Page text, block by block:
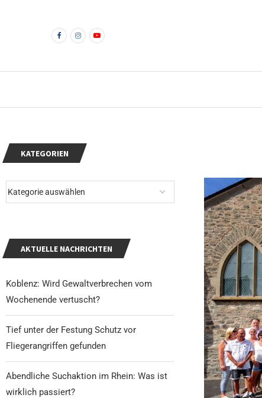
KATEGORIEN
AKTUELLE NACHRICHTEN
Koblenz: Wird Gewaltverbrechen vom
Wochenende vertuscht?
Tief unter der Festung Schutz vor
Fliegerangriffen gefunden
Abendliche Suchaktion im Rhein: Was ist
wirklich passiert?